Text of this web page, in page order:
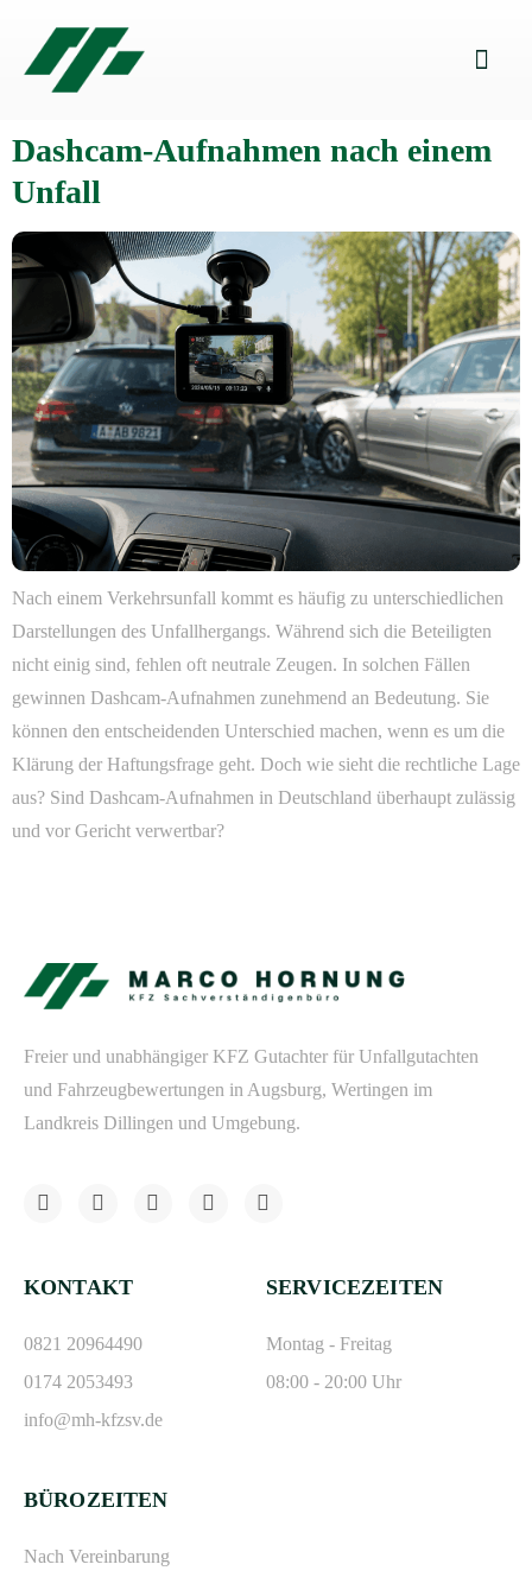
Dashcam-Aufnahmen nach einem
Unfall
Nach einem Verkehrsunfall kommt es häufig zu unterschiedlichen
Darstellungen des Unfallhergangs. Während sich die Beteiligten
nicht einig sind, fehlen oft neutrale Zeugen. In solchen Fällen
gewinnen Dashcam-Aufnahmen zunehmend an Bedeutung. Sie
können den entscheidenden Unterschied machen, wenn es um die
Klärung der Haftungsfrage geht. Doch wie sieht die rechtliche Lage
aus? Sind Dashcam-Aufnahmen in Deutschland überhaupt zulässig
und vor Gericht verwertbar?
Freier und unabhängiger KFZ Gutachter für Unfallgutachten
und Fahrzeugbewertungen in Augsburg, Wertingen im
Landkreis Dillingen und Umgebung.
KONTAKT
0821 20964490
0174 2053493
info@mh-kfzsv.de
SERVICEZEITEN
Montag - Freitag
08:00 - 20:00 Uhr
BÜROZEITEN
Nach Vereinbarung